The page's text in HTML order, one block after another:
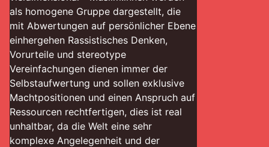
als homogene Gruppe dargestellt, die
mit Abwertungen auf persönlicher Ebene
einhergehen Rassistisches Denken,
Vorurteile und stereotype
Vereinfachungen dienen immer der
Selbstaufwertung und sollen exklusive
Machtpositionen und einen Anspruch auf
Ressourcen rechtfertigen, dies ist real
unhaltbar, da die Welt eine sehr
komplexe Angelegenheit und der